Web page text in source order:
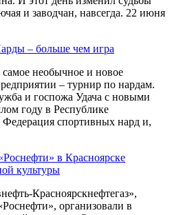
и заводчан, навсегда. 22 июня
– больше чем игра
необычное и новое
– турнир по нардам.
и госпожа Удача с новыми
году в Республике
Федерация спортивных нард и,
в Красноярске
культуры
Красноярскнефтегаз»,
организовали в